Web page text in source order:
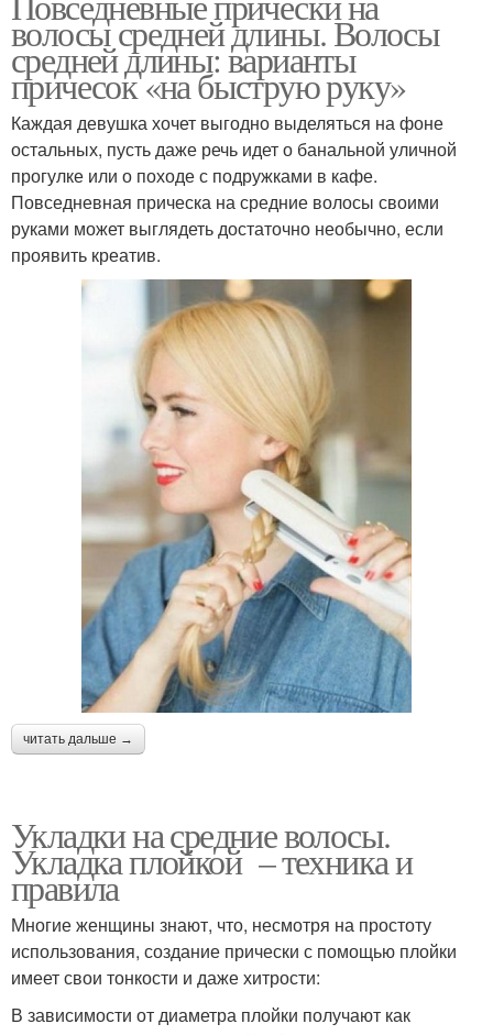
волосы средней длины. Волосы
средней длины: варианты
причесок «на быструю руку»
Каждая девушка хочет выгодно выделяться на фоне
остальных, пусть даже речь идет о банальной уличной
прогулке или о походе с подружками в кафе.
Повседневная прическа на средние волосы своими
руками может выглядеть достаточно необычно, если
проявить креатив.
читать дальше →
Укладки на средние волосы.
Укладка плойкой – техника и
правила
Многие женщины знают, что, несмотря на простоту
использования, создание прически с помощью плойки
имеет свои тонкости и даже хитрости:
В зависимости от диаметра плойки получают как